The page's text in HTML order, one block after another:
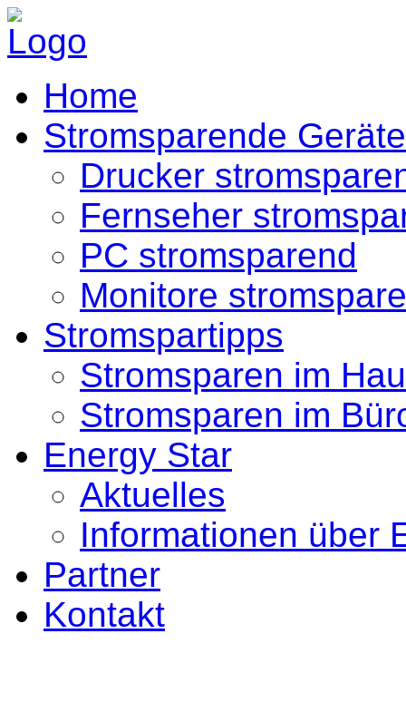
Home
Stromsparende Geräte
Drucker
Fernseher
PC stromsparend
Monitore
Stromspartipps
Stromsparen im
Stromsparen im
Energy Star
Aktuelles
Informationen über
Partner
Kontakt